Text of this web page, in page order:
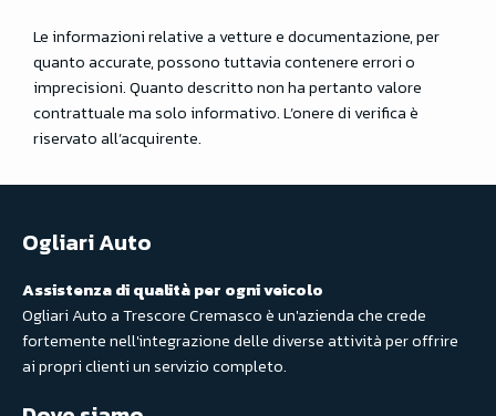
Le informazioni relative a vetture e documentazione, per
quanto accurate, possono tuttavia contenere errori o
imprecisioni. Quanto descritto non ha pertanto valore
contrattuale ma solo informativo. L’onere di verifica è
riservato all’acquirente.
Ogliari Auto
Assistenza di qualità per ogni veicolo
Ogliari Auto a Trescore Cremasco è un'azienda che crede
fortemente nell'integrazione delle diverse attività per offrire
ai propri clienti un servizio completo.